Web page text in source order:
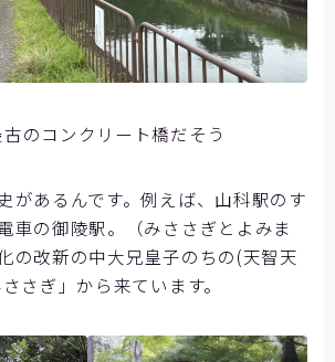
古のコンクリート橋だそう
があるんです。例えば、山科駅のす
車の御陵駅。（みささぎとよみま
の改新の中大兄皇子のちの(天智天
さぎ」から来ています。